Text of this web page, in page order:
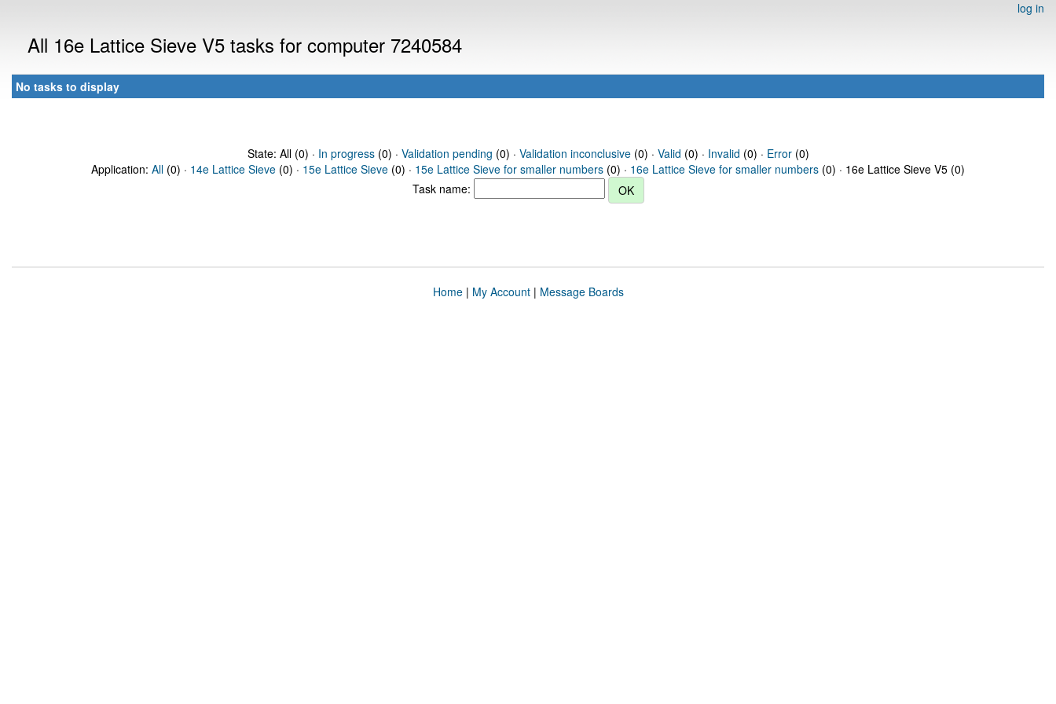
log in
All 16e Lattice Sieve V5 tasks for computer 7240584
No tasks to display
State: All (0) · In progress(0) · Validation pending (0) · Validation inconclusive(0) · Valid (0) · Invalid (0) · Error(0)
Application: All (0) · 14e Lattice Sieve (0) · 15e Lattice Sieve (0) · 15e Lattice Sieve for smaller numbers (0) · 16e Lattice Sieve for smaller numbers (0) · 16e Lattice Sieve V5 (0)
Task name:
Home| My Account| Message Boards